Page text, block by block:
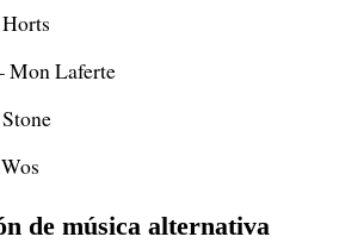
Mon Laferte
de música alternativa